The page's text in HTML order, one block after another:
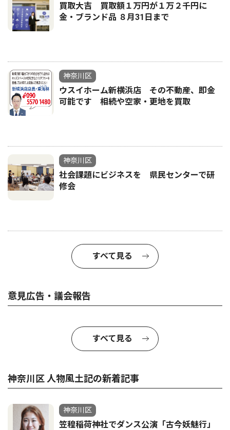
買取大吉 買取額１万円が１万２千円に
金・ブランド品 ８月31日まで
神奈川区
ウスイホーム新横浜店 その不動産、即金
可能です 相続や空家・更地を買取
神奈川区
社会課題にビジネスを 県民センターで研
修会
すべて見る
意見広告・議会報告
すべて見る
神奈川区 人物風土記の新着記事
神奈川区
笠䅣稲荷神社でダンス公演「古今妖魅行」